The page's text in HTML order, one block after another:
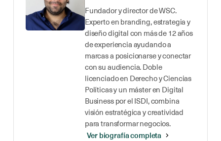
Fundador y director de WSC.
Experto en branding, estrategia y
diseño digital con más de 12 años
de experiencia ayudando a
marcas a posicionarse y conectar
con su audiencia. Doble
licenciado en Derecho y Ciencias
Políticas y un máster en Digital
Business por el ISDI, combina
visión estratégica y creatividad
para transformar negocios.
Ver biografía completa